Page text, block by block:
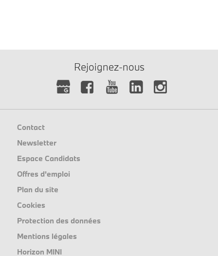
Rejoignez-nous
Contact
Newsletter
Espace Candidats
Offres d'emploi
Plan du site
Cookies
Protection des données
Mentions légales
Horizon MINI